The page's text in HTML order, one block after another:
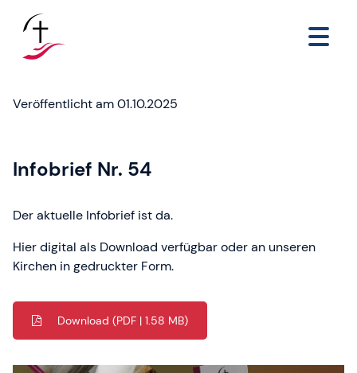
Veröffentlicht am 01.10.2025
Infobrief Nr. 54
Der aktuelle Infobrief ist da.
Hier digital als Download verfügbar oder an unseren
Kirchen in gedruckter Form.
Download (PDF | 1.58 MB)